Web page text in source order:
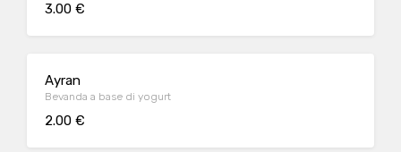
3.00 €
Ayran
Bevanda a base di yogurt
2.00 €